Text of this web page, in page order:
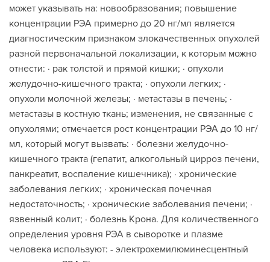
может указывать на: новообразования; повышение
концентрации РЭА примерно до 20 нг/мл является
диагностическим признаком злокачественных опухолей
разной первоначальной локализации, к которым можно
отнести: · рак толстой и прямой кишки; · опухоли
желудочно-кишечного тракта; · опухоли легких; ·
опухоли молочной железы; · метастазы в печень; ·
метастазы в костную ткань; изменения, не связанные с
опухолями; отмечается рост концентрации РЭА до 10 нг/
мл, который могут вызвать: · болезни желудочно-
кишечного тракта (гепатит, алкогольный цирроз печени,
панкреатит, воспаление кишечника); · хронические
заболевания легких; · хроническая почечная
недостаточность; · хронические заболевания печени; ·
язвенный колит; · болезнь Крона. Для количественного
определения уровня РЭА в сыворотке и плазме
человека используют: - электрохемилюминесцентный